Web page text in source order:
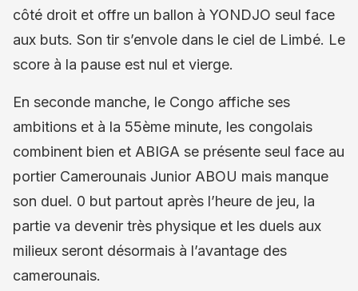
côté droit et offre un ballon à YONDJO seul face
aux buts. Son tir s’envole dans le ciel de Limbé. Le
score à la pause est nul et vierge.
En seconde manche, le Congo affiche ses
ambitions et à la 55ème minute, les congolais
combinent bien et ABIGA se présente seul face au
portier Camerounais Junior ABOU mais manque
son duel. 0 but partout après l’heure de jeu, la
partie va devenir très physique et les duels aux
milieux seront désormais à l’avantage des
camerounais.